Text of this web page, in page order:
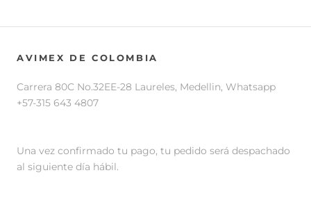
AVIMEX DE COLOMBIA
Carrera 80C No.32EE-28 Laureles, Medellin, Whatsapp
+57-315 643 4807
Una vez confirmado tu pago, tu pedido será despachado
al siguiente día hábil.